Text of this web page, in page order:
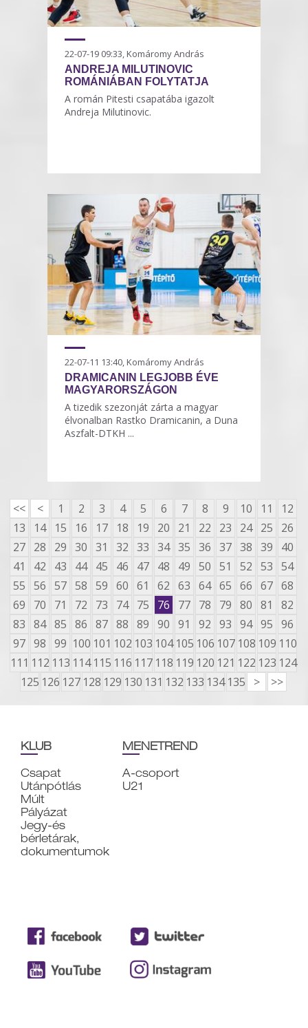
22-07-19 09:33, Komáromy András
ANDREJA MILUTINOVIC
ROMÁNIÁBAN FOLYTATJA
A román Pitesti csapatába igazolt
Andreja Milutinovic.
22-07-11 13:40, Komáromy András
DRAMICANIN LEGJOBB ÉVE
MAGYARORSZÁGON
A tizedik szezonját zárta a magyar
élvonalban Rastko Dramicanin, a Duna
Aszfalt-DTKH ...
<< < 1 2 3 4 5 6 7 8 9 10 11
12
13
14 15 16 17 18 19 20 21 22 23 24 25
26
27 28 29 30 31 32 33 34 35 36 37 38 39
40
41
42 43 44 45 46 47 48 49 50 51 52 53 54
55 56 57 58 59 60 61 62 63 64 65 66 67 68
69
70 71 72 73 74 75 76 77 78 79 80 81
82
83 84 85 86 87 88 89 90 91 92 93 94 95 96
97 98 99 100 101 102 103 104 105 106 107 108 109 110
111 112 113 114 115 116 117 118 119 120 121 122 123 124
125 126 127 128 129 130 131 132 133 134 135 > >>
KLUB
Csapat
Utánpótlás
Múlt
Pályázat
Jegy-és
bérletárak,
dokumentumok
MENETREND
A-csoport
U21